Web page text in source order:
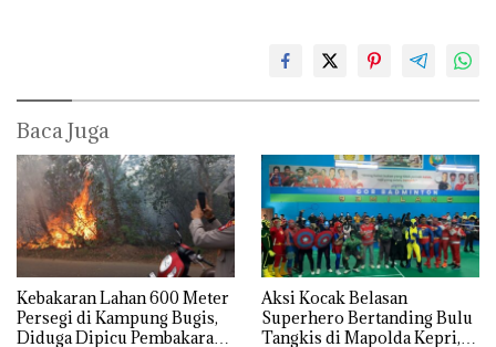
Baca Juga
Kebakaran Lahan 600 Meter
Persegi di Kampung Bugis,
Diduga Dipicu Pembakaran
Aksi Kocak Belasan
Superhero Bertanding Bulu
Tangkis di Mapolda Kepri,